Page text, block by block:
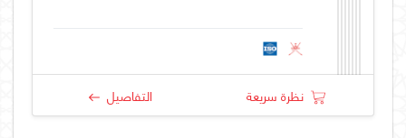
نظرة سريعة التفاصيل